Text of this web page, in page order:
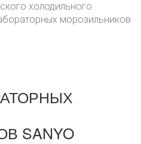
холодильного
морозильников
SANYO